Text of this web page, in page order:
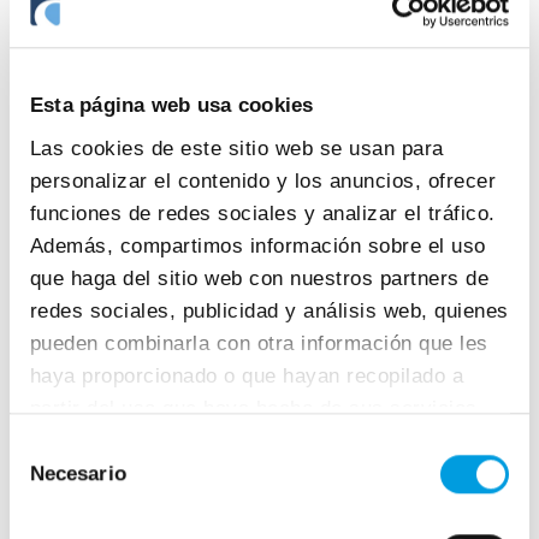
Esta página web usa cookies
Las cookies de este sitio web se usan para
personalizar el contenido y los anuncios, ofrecer
funciones de redes sociales y analizar el tráfico.
Además, compartimos información sobre el uso
que haga del sitio web con nuestros partners de
redes sociales, publicidad y análisis web, quienes
pueden combinarla con otra información que les
haya proporcionado o que hayan recopilado a
Necesario
16 juny 2026
Novetats autònoms 2026
L’any 2026 porta noves mesures per als
treballadors autònoms a Espanya, que se